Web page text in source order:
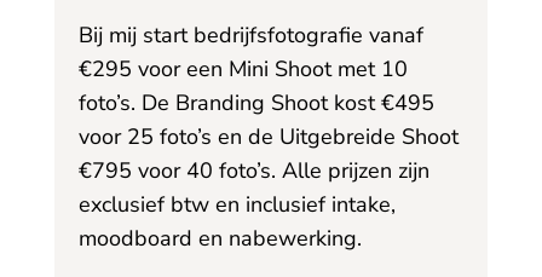
Bij mij start bedrijfsfotografie vanaf
€295 voor een Mini Shoot met 10
foto’s. De Branding Shoot kost €495
voor 25 foto’s en de Uitgebreide Shoot
€795 voor 40 foto’s. Alle prijzen zijn
exclusief btw en inclusief intake,
moodboard en nabewerking.